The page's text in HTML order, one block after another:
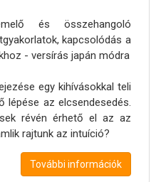
és összehangoló
kapcsolódás a
- versírás japán módra
egy kihívásokkal teli
az elcsendesedés.
révén érhető el az az
rajtunk az intuíció?
További információk